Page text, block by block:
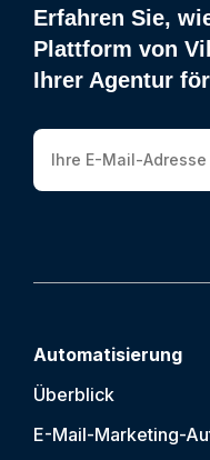
Erfahren Sie,
Plattform von
Ihrer Agentur
Automatisierung
Überblick
E-Mail-Marketing-